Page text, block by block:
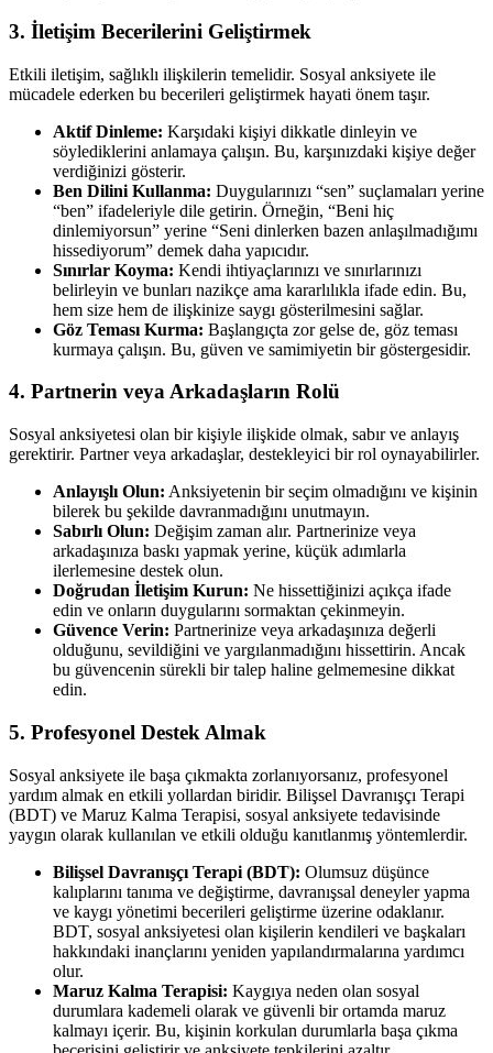
3. İletişim Becerilerini Geliştirmek
Etkili iletişim, sağlıklı ilişkilerin temelidir. Sosyal anksiyete ile
mücadele ederken bu becerileri geliştirmek hayati önem taşır.
Aktif Dinleme: Karşıdaki kişiyi dikkatle dinleyin ve
söylediklerini anlamaya çalışın. Bu, karşınızdaki kişiye değer
verdiğinizi gösterir.
Ben Dilini Kullanma: Duygularınızı “sen” suçlamaları yerine
“ben” ifadeleriyle dile getirin. Örneğin, “Beni hiç
dinlemiyorsun” yerine “Seni dinlerken bazen anlaşılmadığımı
hissediyorum” demek daha yapıcıdır.
Sınırlar Koyma: Kendi ihtiyaçlarınızı ve sınırlarınızı
belirleyin ve bunları nazikçe ama kararlılıkla ifade edin. Bu,
hem size hem de ilişkinize saygı gösterilmesini sağlar.
Göz Teması Kurma: Başlangıçta zor gelse de, göz teması
kurmaya çalışın. Bu, güven ve samimiyetin bir göstergesidir.
4. Partnerin veya Arkadaşların Rolü
Sosyal anksiyetesi olan bir kişiyle ilişkide olmak, sabır ve anlayış
gerektirir. Partner veya arkadaşlar, destekleyici bir rol oynayabilirler.
Anlayışlı Olun: Anksiyetenin bir seçim olmadığını ve kişinin
bilerek bu şekilde davranmadığını unutmayın.
Sabırlı Olun: Değişim zaman alır. Partnerinize veya
arkadaşınıza baskı yapmak yerine, küçük adımlarla
ilerlemesine destek olun.
Doğrudan İletişim Kurun: Ne hissettiğinizi açıkça ifade
edin ve onların duygularını sormaktan çekinmeyin.
Güvence Verin: Partnerinize veya arkadaşınıza değerli
olduğunu, sevildiğini ve yargılanmadığını hissettirin. Ancak
bu güvencenin sürekli bir talep haline gelmemesine dikkat
edin.
5. Profesyonel Destek Almak
Sosyal anksiyete ile başa çıkmakta zorlanıyorsanız, profesyonel
yardım almak en etkili yollardan biridir. Bilişsel Davranışçı Terapi
(BDT) ve Maruz Kalma Terapisi, sosyal anksiyete tedavisinde
yaygın olarak kullanılan ve etkili olduğu kanıtlanmış yöntemlerdir.
Bilişsel Davranışçı Terapi (BDT): Olumsuz düşünce
kalıplarını tanıma ve değiştirme, davranışsal deneyler yapma
ve kaygı yönetimi becerileri geliştirme üzerine odaklanır.
BDT, sosyal anksiyetesi olan kişilerin kendileri ve başkaları
hakkındaki inançlarını yeniden yapılandırmalarına yardımcı
olur.
Maruz Kalma Terapisi: Kaygıya neden olan sosyal
durumlara kademeli olarak ve güvenli bir ortamda maruz
kalmayı içerir. Bu, kişinin korkulan durumlarla başa çıkma